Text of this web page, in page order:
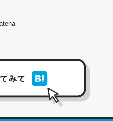
設置した。ポケットWifiみ
どAlexaしか使わないので
よ。参考：
entry/2019/05/15/1805